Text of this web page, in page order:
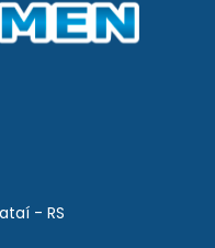
- RS